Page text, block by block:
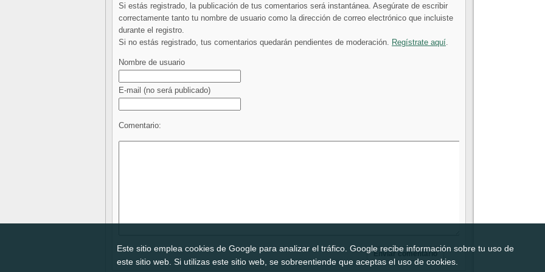
Este sitio emplea cookies de Google para analizar el tráfico. Google recibe información sobre tu uso de
este sitio web. Si utilizas este sitio web, se sobreentiende que aceptas el uso de cookies.
Si estás registrado, la publicación de tus comentarios será instantánea. Asegúrate de escribir
correctamente tanto tu nombre de usuario como la dirección de correo electrónico que incluiste
durante el registro.
Si no estás registrado, tus comentarios quedarán pendientes de moderación. Regístrate aquí.
Nombre de usuario
E-mail (no será publicado)
Comentario: